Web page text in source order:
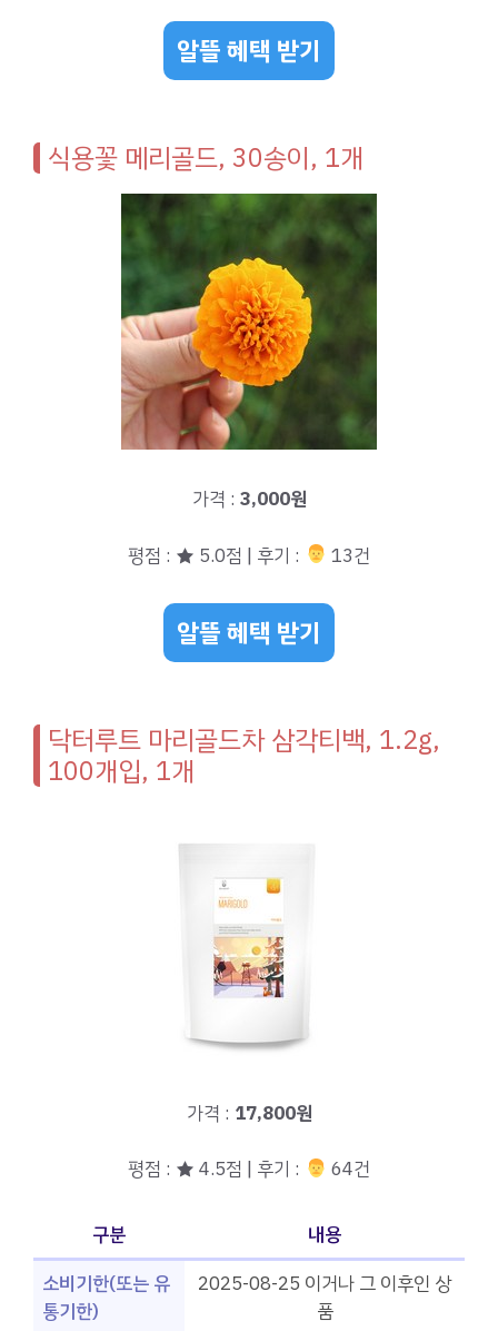
알뜰 혜택 받기
식용꽃 메리골드, 30송이, 1개
가격 : 3,000원
평점 : ★ 5.0점 | 후기 : ‍‍ 13건
알뜰 혜택 받기
닥터루트 마리골드차 삼각티백, 1.2g,
100개입, 1개
가격 : 17,800원
평점 : ★ 4.5점 | 후기 : ‍‍ 64건
구분
내용
소비기한(또는 유
통기한)
2025-08-25 이거나 그 이후인 상
품